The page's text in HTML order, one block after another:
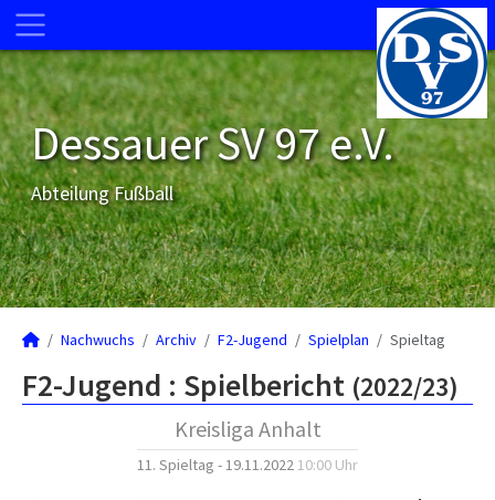
Dessauer SV 97 e.V.
Abteilung Fußball
Nachwuchs Archiv F2-Jugend Spielplan Spieltag
F2-Jugend : Spielbericht (2022/23)
Kreisliga Anhalt
11. Spieltag - 19.11.2022 10:00 Uhr